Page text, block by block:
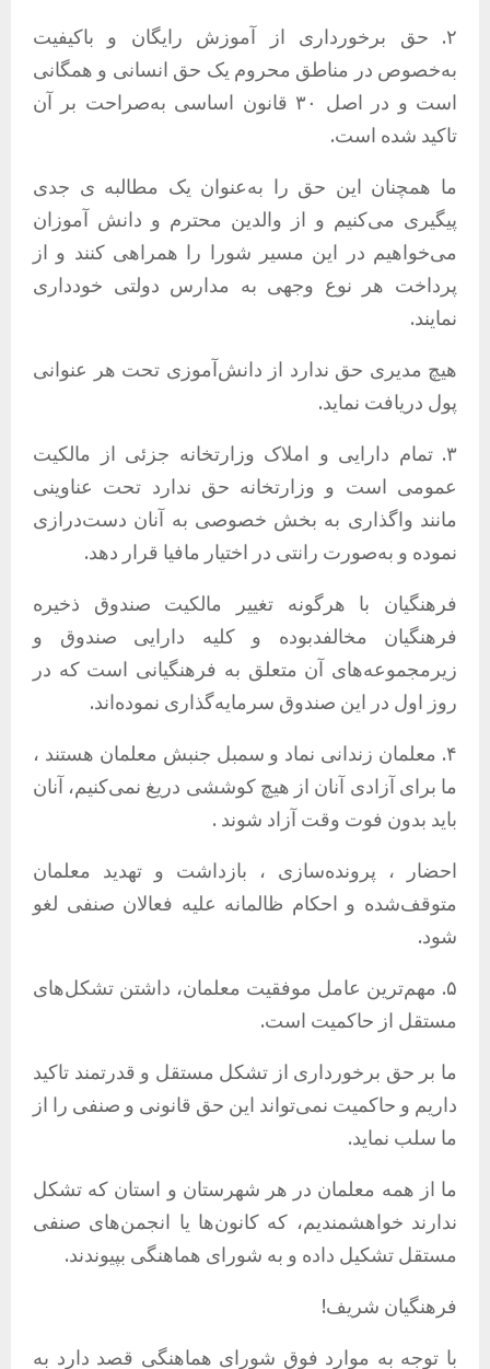
۲. حق برخورداری از آموزش رایگان و باکیفیت
به‌خصوص در مناطق محروم یک حق انسانی و همگانی
است و در اصل ۳۰ قانون اساسی به‌صراحت بر آن
تاکید شده است.
ما همچنان این حق را به‌عنوان یک مطالبه ی جدی
پیگیری می‌کنیم و از والدین محترم و دانش آموزان
می‌خواهیم در این مسیر شورا را همراهی کنند و از
پرداخت هر نوع وجهی به مدارس دولتی خودداری
نمایند.
هیچ مدیری حق ندارد از دانش‌آموزی تحت هر عنوانی
پول دریافت نماید.
۳. تمام دارایی و املاک وزارتخانه جزئی از مالکیت
عمومی است و وزارتخانه حق ندارد تحت عناوینی
مانند واگذاری به بخش خصوصی به آنان دست‌درازی
نموده و به‌صورت رانتی در اختیار مافیا قرار دهد.
فرهنگیان با هرگونه تغییر مالکیت صندوق ذخیره
فرهنگیان مخالفدبوده و کلیه دارایی صندوق و
زیرمجموعه‌های آن متعلق به فرهنگیانی است که در
روز اول در این صندوق سرمایه‌گذاری نموده‌اند.
۴. معلمان زندانی نماد و سمبل جنبش معلمان هستند ،
ما برای آزادی آنان از هیچ کوششی دریغ نمی‌کنیم، آنان
باید بدون فوت وقت آزاد شوند .
احضار ، پرونده‌سازی ، بازداشت و تهدید معلمان
متوقف‌شده و احکام ظالمانه علیه فعالان صنفی لغو
شود.
۵. مهم‌ترین عامل موفقیت معلمان، داشتن تشکل‌های
مستقل از حاکمیت است.
ما بر حق برخورداری از تشکل مستقل و قدرتمند تاکید
داریم و حاکمیت نمی‌تواند این حق قانونی و صنفی را از
ما سلب نماید.
ما از همه معلمان در هر شهرستان و استان که تشکل
ندارند خواهشمندیم، که کانون‌ها یا انجمن‌های صنفی
مستقل تشکیل داده و به شورای هماهنگی بپیوندند.
فرهنگیان شریف!
با توجه به موارد فوق شورای هماهنگی قصد دارد به